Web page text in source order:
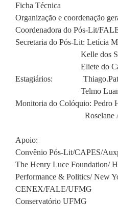
Ficha Técnica
Organização e coordenação
Coordenadora do Pós-Lit/
Secretaria do Pós-Lit: Letícia
Kelle dos
Eliete do
Estagiários:
Telmo
Monitoria do Colóquio: Pedro
Roselane
Apoio:
Convênio Pós-Lit/CAPES/
The Henry Luce Foundation/
Performance & Politics/New
CENEX/FALE/UFMG
Conservatório UFMG